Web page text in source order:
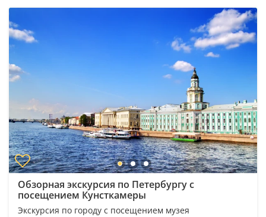
Обзорная экскурсия по Петербургу с
посещением Кунсткамеры
Экскурсия по городу с посещением музея